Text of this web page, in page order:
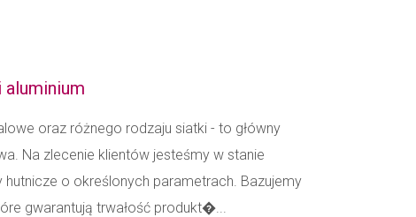
oraz różnego rodzaju siatki - to główny
Na zlecenie klientów jesteśmy w stanie
o określonych parametrach. Bazujemy
gwarantują trwałość produkt�...